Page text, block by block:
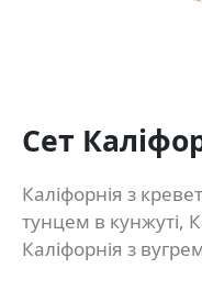
Сет
Каліфорнія з
тунцем в кунжуті,
Каліфорнія з